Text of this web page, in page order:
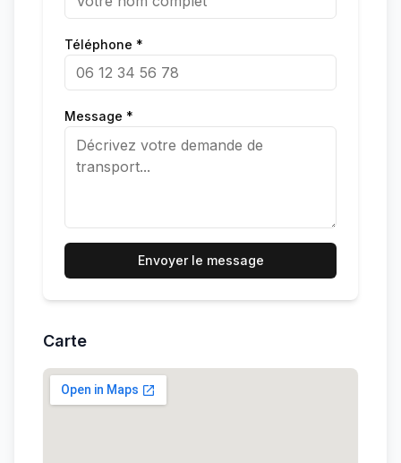
Téléphone *
Message *
Envoyer le message
Carte